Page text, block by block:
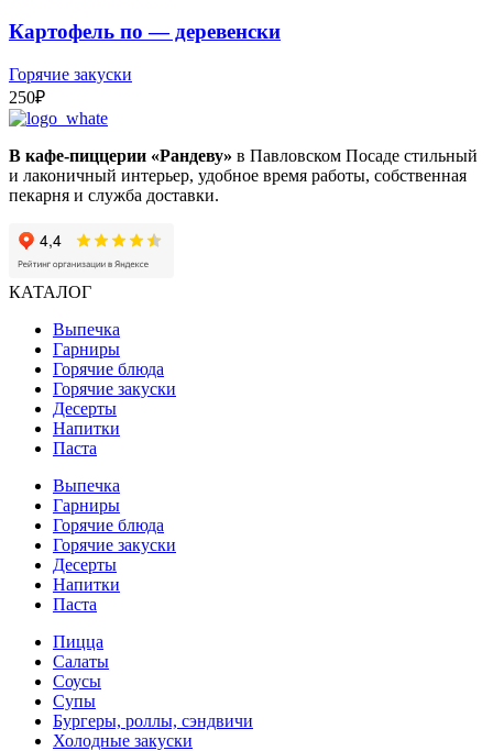
Картофель по — деревенски
Горячие закуски
250₽
В кафе-пиццерии «Рандеву» в Павловском Посаде стильный
и лаконичный интерьер, удобное время работы, собственная
пекарня и служба доставки.
КАТАЛОГ
Выпечка
Гарниры
Горячие блюда
Горячие закуски
Десерты
Напитки
Паста
Выпечка
Гарниры
Горячие блюда
Горячие закуски
Десерты
Напитки
Паста
Пицца
Салаты
Соусы
Супы
Бургеры, роллы, сэндвичи
Холодные закуски